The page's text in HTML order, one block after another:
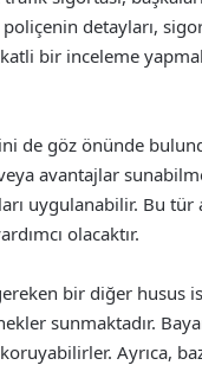
poliçenin detayları,
bir inceleme
de göz önünde
avantajlar
uygulanabilir. Bu tür
olacaktır.
bir diğer husus
sunmaktadır.
Ayrıca,